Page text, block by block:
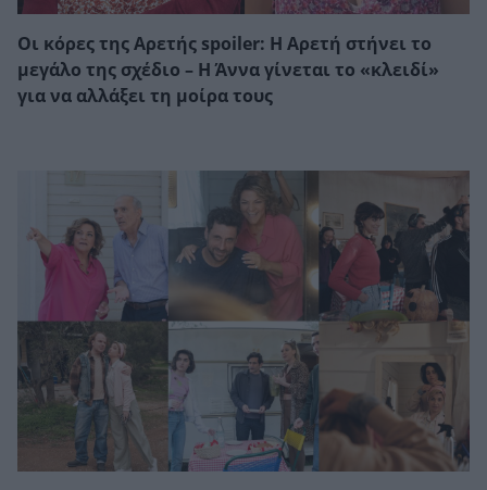
Οι κόρες της Αρετής spoiler: Η Αρετή στήνει το
μεγάλο της σχέδιο – Η Άννα γίνεται το «κλειδί»
για να αλλάξει τη μοίρα τους